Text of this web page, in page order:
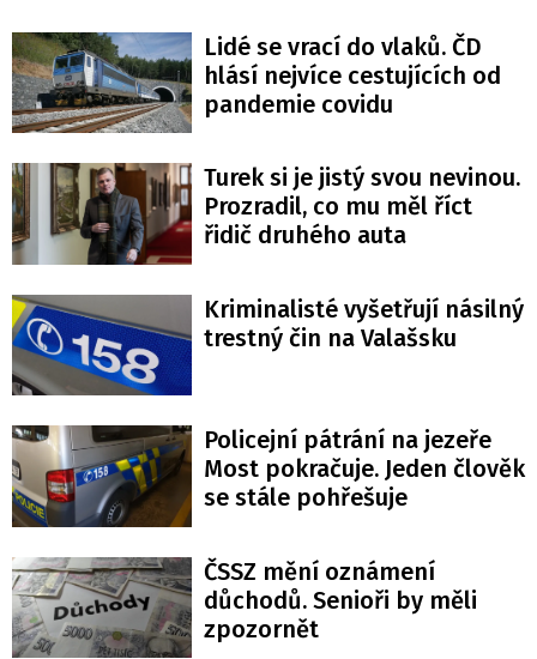
Lidé se vrací do vlaků. ČD
hlásí nejvíce cestujících od
pandemie covidu
Turek si je jistý svou nevinou.
Prozradil, co mu měl říct
řidič druhého auta
Kriminalisté vyšetřují násilný
trestný čin na Valašsku
Policejní pátrání na jezeře
Most pokračuje. Jeden člověk
se stále pohřešuje
ČSSZ mění oznámení
důchodů. Senioři by měli
zpozornět